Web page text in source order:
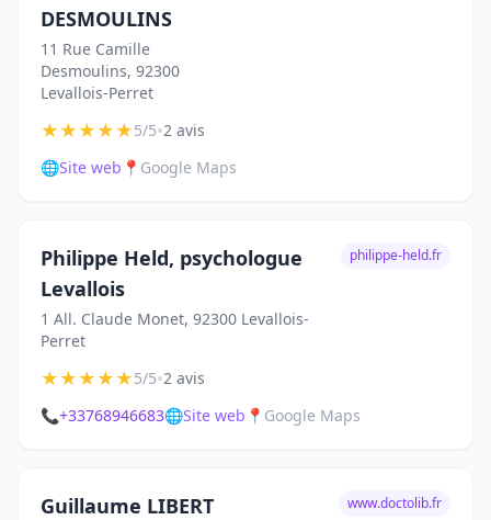
DESMOULINS
11 Rue Camille
Desmoulins, 92300
Levallois-Perret
★★★★★5/5•2 avis
🌐Site web 📍 Google Maps
Philippe Held, psychologue
Levallois
1 All. Claude Monet, 92300 Levallois-
Perret
philippe-held.fr
★★★★★5/5•2 avis
📞+33768946683🌐Site web 📍 Google Maps
Guillaume LIBERT www.doctolib.fr